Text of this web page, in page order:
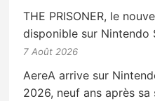
THE PRISONER, le
disponible sur Nintendo
7 Août 2026
AereA arrive sur
2026, neuf ans après